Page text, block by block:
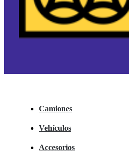
Camiones
Vehículos
Accesorios